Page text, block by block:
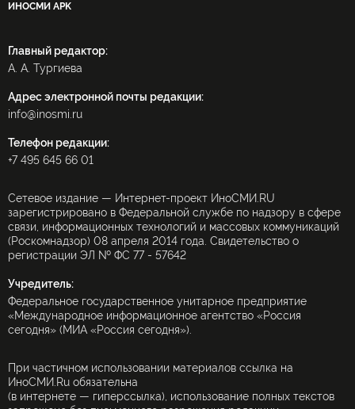
ИНОСМИ APK
Главный редактор:
А. А. Тургиева
Адрес электронной почты редакции:
info@inosmi.ru
Телефон редакции:
+7 495 645 66 01
Сетевое издание — Интернет-проект ИноСМИ.RU
зарегистрировано в Федеральной службе по надзору в сфере
связи, информационных технологий и массовых коммуникаций
(Роскомнадзор) 08 апреля 2014 года. Свидетельство о
регистрации ЭЛ № ФС 77 - 57642
Учредитель:
Федеральное государственное унитарное предприятие
«Международное информационное агентство «Россия
сегодня» (МИА «Россия сегодня»).
При частичном использовании материалов ссылка на
ИноСМИ.Ru обязательна
(в интернете — гиперссылка), использование полных текстов